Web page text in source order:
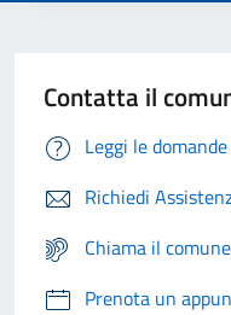
Contatta il
Leggi le
Richiedi
Chiama il
Prenota un